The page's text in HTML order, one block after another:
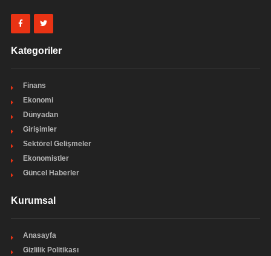
Kategoriler
Finans
Ekonomi
Dünyadan
Girişimler
Sektörel Gelişmeler
Ekonomistler
Güncel Haberler
Kurumsal
Anasayfa
Gizlilik Politikası